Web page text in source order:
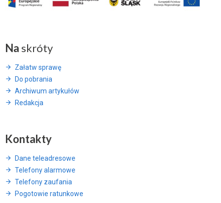
Na skróty
Załatw sprawę
Do pobrania
Archiwum artykułów
Redakcja
Kontakty
Dane teleadresowe
Telefony alarmowe
Telefony zaufania
Pogotowie ratunkowe